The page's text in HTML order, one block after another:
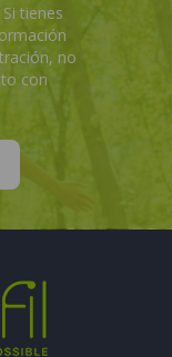
Si tienes
no
con